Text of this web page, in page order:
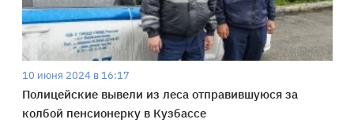
10 июня 2024 в 16:17
Полицейские вывели из леса отправившуюся за
колбой пенсионерку в Кузбассе